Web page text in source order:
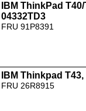
IBM ThinkPad
04332TD3
FRU 91P8391
IBM Thinkpad
FRU 26R8915